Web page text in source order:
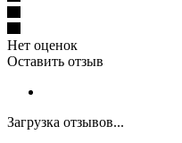
Нет оценок
Оставить отзыв
Загрузка отзывов...